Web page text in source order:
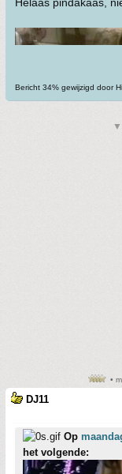
Bericht 34% gewijzigd door
▼
•
DJ11
Op
het volgende: